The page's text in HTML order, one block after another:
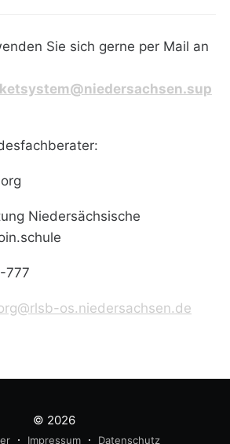
Sie sich gerne per Mail an
Niedersächsische
777
os.niedersachsen.de
© 2026
Impressum Datenschutz